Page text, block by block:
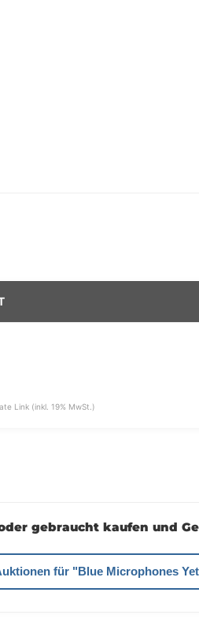
Link (inkl. 19% MwSt.)
gebraucht kaufen und
für "Blue Microphones